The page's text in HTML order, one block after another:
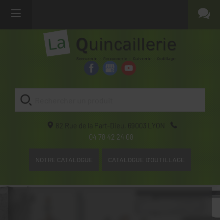
82 Rue de la Part-Dieu, 69003
LYON
04 78 42 24 08
NOTRE CATALOGUE CATALOGUE D'OUTILLAGE